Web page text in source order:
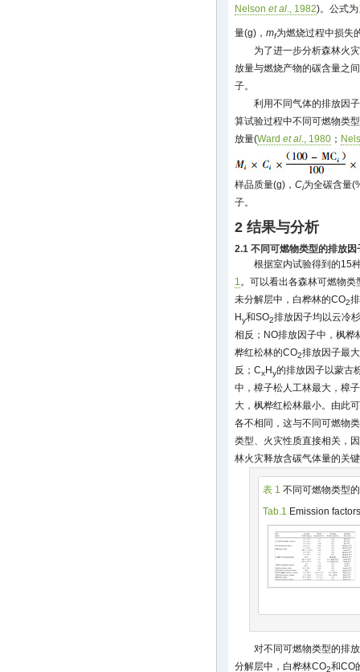
Nelson et al ., 1982)。公式为
量(g)， mf为燃烧过程中损失
为了进一步分析森林火
放量与燃烧产物的碳含量之
子。
利用不同气体的排放因
算试验过程中不同可燃物类
放量(Ward et al., 1980 ；
样品质量(g)， Ci为全碳含量
子。
2 结果与分析
2.1 不同可燃物类型的排放因
根据室内试验得到的15
1。可以看出各森林可燃物类
未分解层中，白桦林的CO2
Hy和SO2排放因子均以云冷
相反；NO排放因子中，枫桦
桦红松林的CO2排放因子最
反；CxHy的排放因子以蒙古
中，樟子松人工林最大，樟
大，枫桦红松林最小。由此
各不相同，这与不同可燃物
类型、火灾性质直接相关，
林火灾释放含碳气体量的关
表 1 不同可燃物类型
Tab.1 Emission
对不同可燃物类型的排
分解层中，白桦林CO2和CO